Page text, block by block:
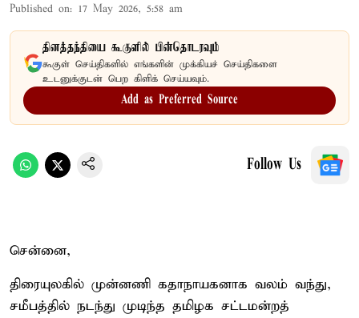
Published on: 17 May 2026, 5:58 am
தினத்தந்தியை கூகுளில் பின்தொடரவும்
கூகுள் செய்திகளில் எங்களின் முக்கியச் செய்திகளை
உடனுக்குடன் பெற கிளிக் செய்யவும்.
Add as Preferred Source
Follow Us
சென்னை,
திரையுலகில் முன்னணி கதாநாயகனாக வலம் வந்து,
சமீபத்தில் நடந்து முடிந்த தமிழக சட்டமன்றத்